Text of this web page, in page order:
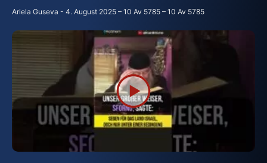
Ariela Guseva 4. August 2025 – 10 Av 5785 – 10 Av 5785